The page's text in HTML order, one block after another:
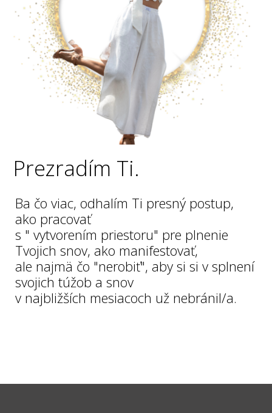
Prezradím Ti.
Ba čo viac, odhalím Ti presný postup,
ako pracovať
s " vytvorením priestoru" pre plnenie
Tvojich snov, ako manifestovať,
ale najmä čo "nerobiť", aby si si v splnení
svojich túžob a snov
v najbližších mesiacoch už nebránil/a.